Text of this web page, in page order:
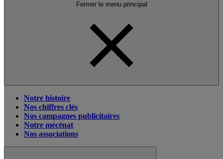
Fermer le menu principal
Notre histoire
Nos chiffres clés
Nos campagnes publicitaires
Notre mécénat
Nos associations